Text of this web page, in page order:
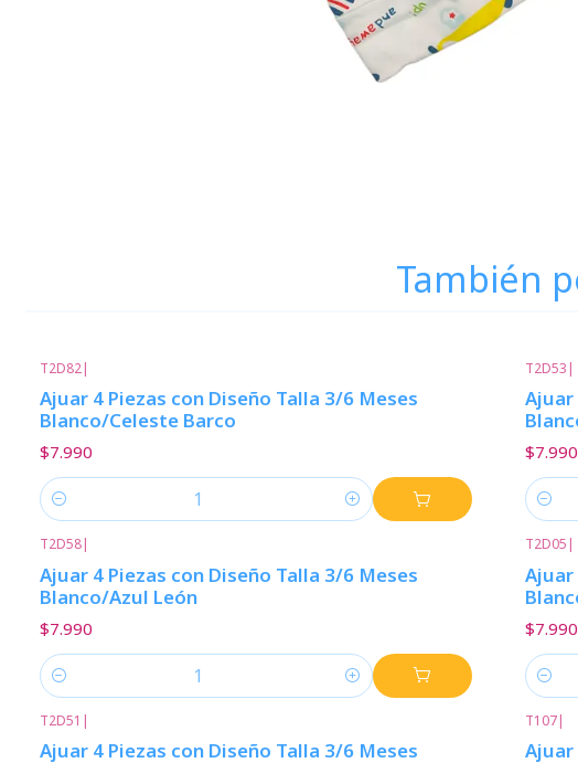
También
T2D82|
Ajuar 4 Piezas con Diseño Talla 3/6 Meses
Blanco/Celeste Barco
$7.990
Cantidad
T2D53 |
Ajuar
$7.990
T2D58|
Ajuar 4 Piezas con Diseño Talla 3/6 Meses
Blanco/Azul León
$7.990
Cantidad
T2D05 |
Ajuar
$7.990
T2D51 |
Ajuar 4 Piezas con Diseño Talla 3/6 Meses
T107|
Ajuar